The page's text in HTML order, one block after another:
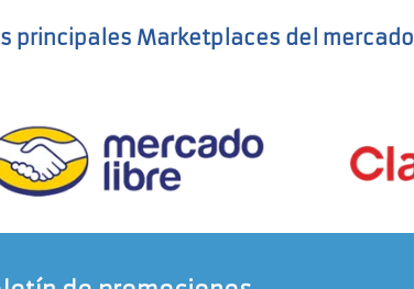
principales Marketplaces del mercado